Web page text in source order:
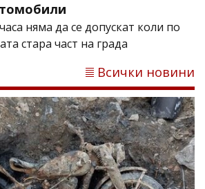
няма да се допускат коли по
стара част на града
Всички новини